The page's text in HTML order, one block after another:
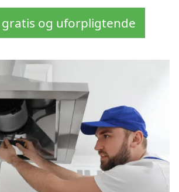
gratis og uforpligtende